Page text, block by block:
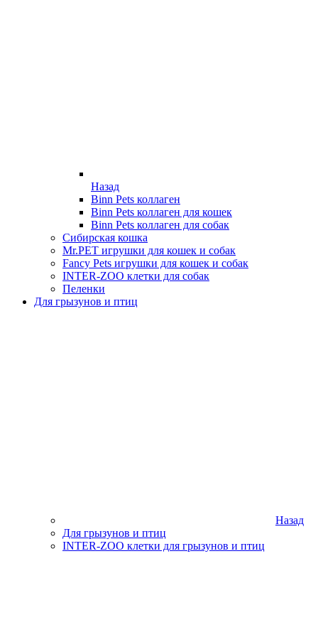
Назад
Binn Pets коллаген
Binn Pets коллаген для кошек
Binn Pets коллаген для собак
Сибирская кошка
Mr.PET игрушки для кошек и собак
Fancy Pets игрушки для кошек и собак
INTER-ZOO клетки для собак
Пеленки
Для грызунов и птиц
Назад
Для грызунов и птиц
INTER-ZOO клетки для грызунов и птиц